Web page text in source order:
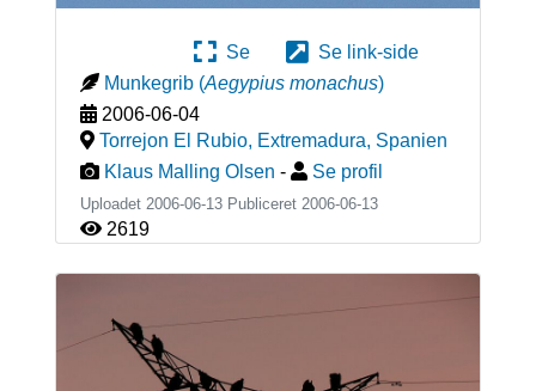
Se
Se link-side
Munkegrib (Aegypius monachus)
2006-06-04
Torrejon El Rubio, Extremadura, Spanien
Klaus Malling Olsen - Se profil
Uploadet 2006-06-13 Publiceret 2006-06-13
2619